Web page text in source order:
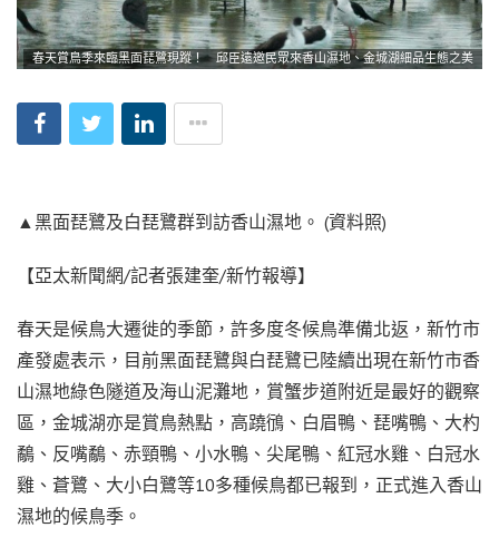
春天賞鳥季來臨黑面琵鷺現蹤！ 邱臣遠邀民眾來香山濕地、金城湖細品生態之美
▲黑面琵鷺及白琵鷺群到訪香山濕地。 (資料照)
【亞太新聞網/記者張建奎/新竹報導】
春天是候鳥大遷徙的季節，許多度冬候鳥準備北返，新竹市
產發處表示，目前黑面琵鷺與白琵鷺已陸續出現在新竹市香
山濕地綠色隧道及海山泥灘地，賞蟹步道附近是最好的觀察
區，金城湖亦是賞鳥熱點，高蹺鴴、白眉鴨、琵嘴鴨、大杓
鷸、反嘴鷸、赤頸鴨、小水鴨、尖尾鴨、紅冠水雞、白冠水
雞、蒼鷺、大小白鷺等10多種候鳥都已報到，正式進入香山
濕地的候鳥季。